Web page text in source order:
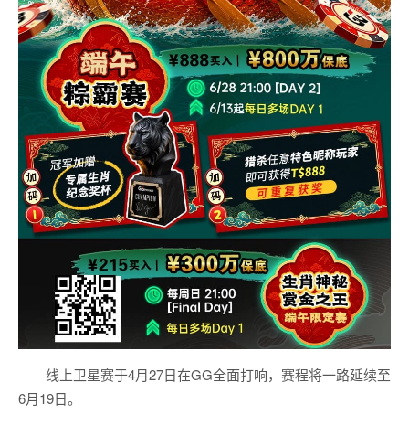
线上卫星赛于4月27日在GG全面打响，赛程将一路延续至
6月19日。